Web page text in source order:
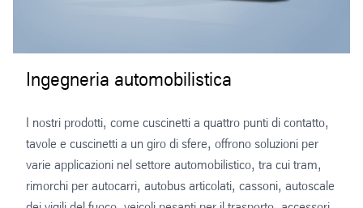
Ingegneria automobilistica
I nostri prodotti, come cuscinetti a quattro punti di contatto,
tavole e cuscinetti a un giro di sfere, offrono soluzioni per
varie applicazioni nel settore automobilistico, tra cui tram,
rimorchi per autocarri, autobus articolati, cassoni, autoscale